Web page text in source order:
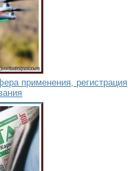
применения, регистрация,